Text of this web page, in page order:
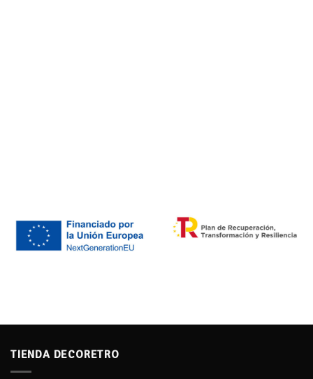
TIENDA DECORETRO